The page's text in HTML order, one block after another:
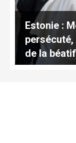
Estonie :
persécuté,
de la